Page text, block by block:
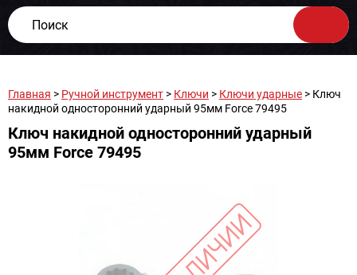
Главная > Ручной инструмент > Ключи > Ключи ударные > Ключ
накидной односторонний ударный 95мм Force 79495
Ключ накидной односторонний ударный
95мм Force 79495